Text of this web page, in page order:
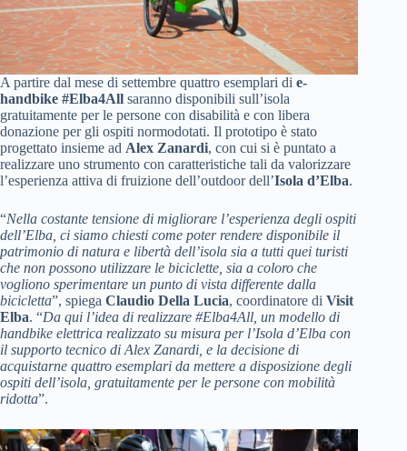
A partire dal mese di settembre quattro esemplari di e-
handbike #Elba4All saranno disponibili sull’isola
gratuitamente per le persone con disabilità e con libera
donazione per gli ospiti normodotati. Il prototipo è stato
progettato insieme ad Alex Zanardi, con cui si è puntato a
realizzare uno strumento con caratteristiche tali da valorizzare
l’esperienza attiva di fruizione dell’outdoor dell’Isola d’Elba.
“Nella costante tensione di migliorare l’esperienza degli ospiti
dell’Elba, ci siamo chiesti come poter rendere disponibile il
patrimonio di natura e libertà dell’isola sia a tutti quei turisti
che non possono utilizzare le biciclette, sia a coloro che
vogliono sperimentare un punto di vista differente dalla
bicicletta”, spiega Claudio Della Lucia, coordinatore di Visit
Elba. “Da qui l’idea di realizzare #Elba4All, un modello di
handbike elettrica realizzato su misura per l’Isola d’Elba con
il supporto tecnico di Alex Zanardi, e la decisione di
acquistarne quattro esemplari da mettere a disposizione degli
ospiti dell’isola, gratuitamente per le persone con mobilità
ridotta”.